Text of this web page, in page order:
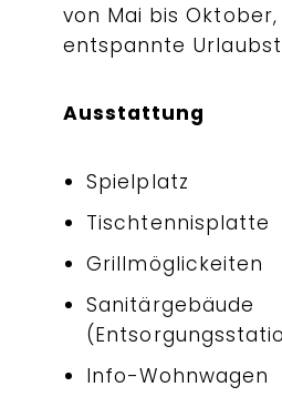
von Mai bis
entspannte
Ausstattung
Spielplatz
Tischtennisplatte
Grillmöglickeiten
Sanitärgebäude
Info-Wohnwagen